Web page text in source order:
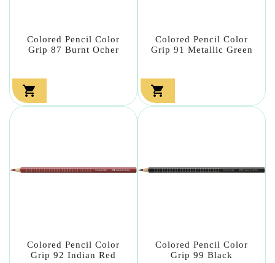
Colored Pencil Color
Grip 87 Burnt Ocher

Colored Pencil Color
Grip 91 Metallic Green

Colored Pencil Color
Grip 92 Indian Red
Colored Pencil Color
Grip 99 Black